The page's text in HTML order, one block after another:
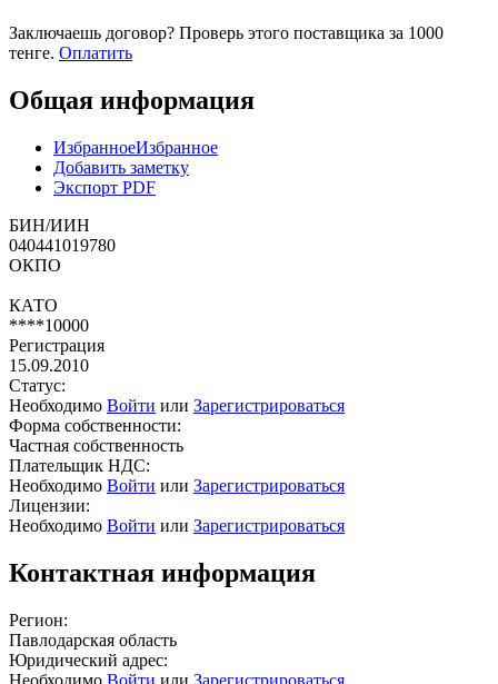
Заключаешь договор? Проверь этого поставщика за 1000
тенге. Оплатить
Общая информация
ИзбранноеИзбранное
Добавить заметку
Экспорт PDF
БИН/ИИН
040441019780
ОКПО
КАТО
****10000
Регистрация
15.09.2010
Статус:
Необходимо Войти или Зарегистрироваться
Форма собственности:
Частная собственность
Плательщик НДС:
Необходимо Войти или Зарегистрироваться
Лицензии:
Необходимо Войти или Зарегистрироваться
Контактная информация
Регион:
Павлодарская область
Юридический адрес:
Необходимо Войти или Зарегистрироваться